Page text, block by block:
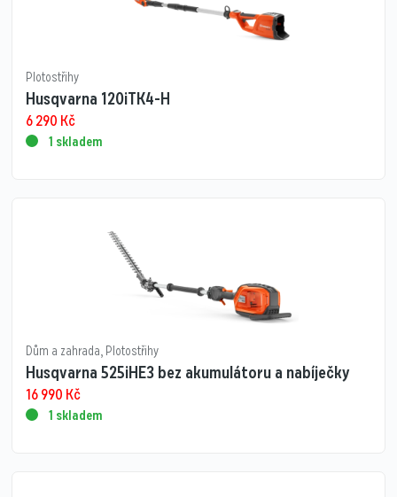
Plotostřihy
Husqvarna 120iTK4-H
6 290 Kč
1 skladem
Dům a zahrada, Plotostřihy
Husqvarna 525iHE3 bez akumulátoru a nabíječky
16 990 Kč
1 skladem